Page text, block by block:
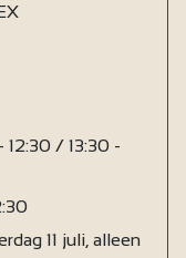
12:30 / 13:30 -
11 juli, alleen